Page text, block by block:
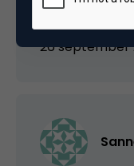
26 september